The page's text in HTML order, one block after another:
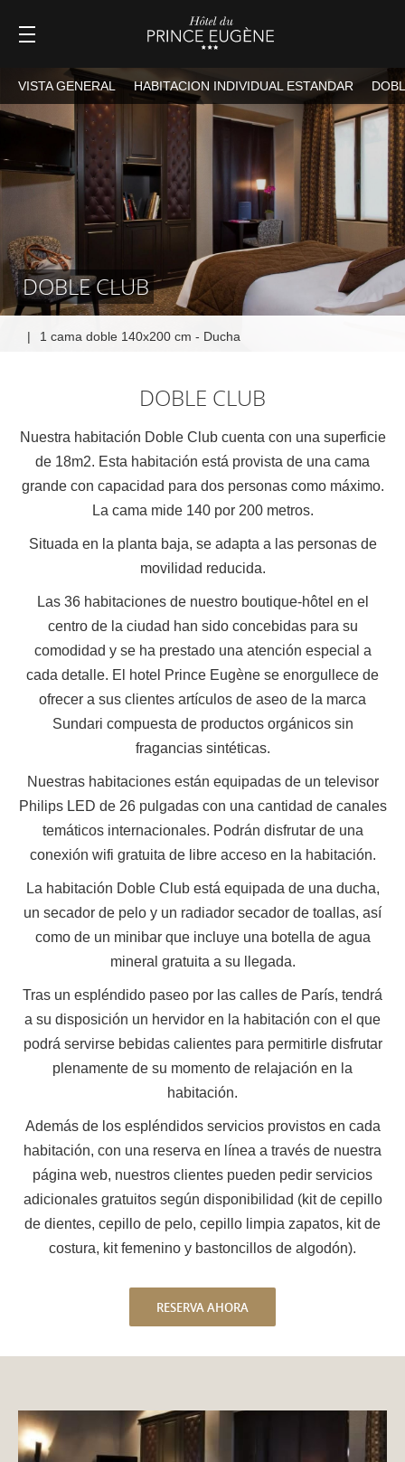
VISTA GENERAL HABITACION INDIVIDUAL ESTANDAR
DOBLE CLUB
| 1 cama doble 140x200 cm - Ducha
DOBLE CLUB
Nuestra habitación Doble Club cuenta con una superficie
de 18m2. Esta habitación está provista de una cama
grande con capacidad para dos personas como máximo.
La cama mide 140 por 200 metros.
Situada en la planta baja, se adapta a las personas de
movilidad reducida.
Las 36 habitaciones de nuestro boutique-hôtel en el
centro de la ciudad han sido concebidas para su
comodidad y se ha prestado una atención especial a
cada detalle. El hotel Prince Eugène se enorgullece de
ofrecer a sus clientes artículos de aseo de la marca
Sundari compuesta de productos orgánicos sin
fragancias sintéticas.
Nuestras habitaciones están equipadas de un televisor
Philips LED de 26 pulgadas con una cantidad de canales
temáticos internacionales. Podrán disfrutar de una
conexión wifi gratuita de libre acceso en la habitación.
La habitación Doble Club está equipada de una ducha,
un secador de pelo y un radiador secador de toallas, así
como de un minibar que incluye una botella de agua
mineral gratuita a su llegada.
Tras un espléndido paseo por las calles de París, tendrá
a su disposición un hervidor en la habitación con el que
podrá servirse bebidas calientes para permitirle disfrutar
plenamente de su momento de relajación en la
habitación.
Además de los espléndidos servicios provistos en cada
habitación, con una reserva en línea a través de nuestra
página web, nuestros clientes pueden pedir servicios
adicionales gratuitos según disponibilidad (kit de cepillo
de dientes, cepillo de pelo, cepillo limpia zapatos, kit de
costura, kit femenino y bastoncillos de algodón).
RESERVA AHORA